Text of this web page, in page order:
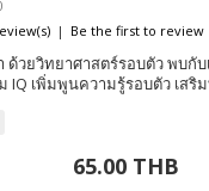
| Be the first to review
ด้วยวิทยาศาสตร์รอบตัว พบกั
IQ เพิ่มพูนความรู้รอบตัว เส
65.00 THB